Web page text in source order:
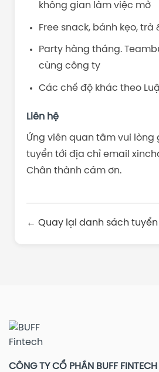
không gian làm việc mở
Free snack, bánh kẹo, trà
Party hàng tháng.
cùng công ty
Các chế độ khác theo
Liên hệ
Ứng viên quan tâm vui lòng
tuyển tới địa chỉ email
Chân thành cám ơn.
← Quay lại danh sách
CÔNG TY CỔ PHẦN BUFF FINTECH